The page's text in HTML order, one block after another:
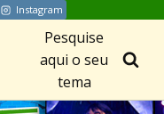
Instagram
Pesquise
aqui o seu
tema